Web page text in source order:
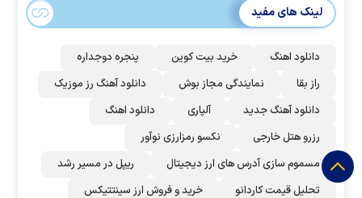
لینک های مفید
دانلود اهنگ خرید بیت کوین
پنجره دوجداره
راز بقا
نمایندگی مجاز بوش
دانلود آهنگ رز‌ موزیک
دانلود آهنگ جدید
آلپاری
دانلود اهنگ
رزرو هتل خارجی
نکسو رمزارزی نوآور
مسموم سازی آدرس های ارز دیجیتال
ریپل در مسیر رشد
تحلیل قیمت کاردانو
خرید و فروش ارز سینتتیکس